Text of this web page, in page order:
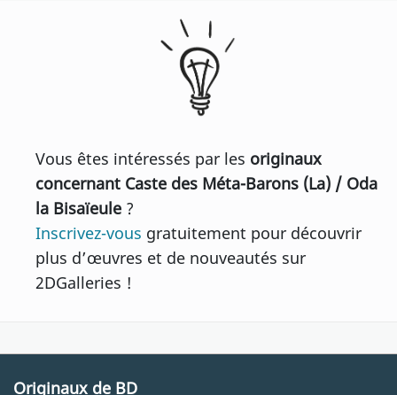
Vous êtes intéressés par les originaux
concernant Caste des Méta-Barons (La) / Oda
la Bisaïeule ?
Inscrivez-vous gratuitement pour découvrir
plus d’œuvres et de nouveautés sur
2DGalleries !
Originaux de BD